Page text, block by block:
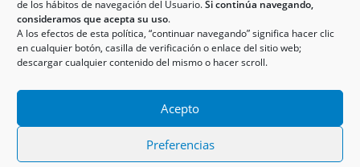
de los hábitos de navegación del Usuario.Si continúa navegando,
consideramos que acepta su uso.
A los efectos de esta política, “continuar navegando” significa hacer clic
en cualquier botón, casilla de verificación o enlace del sitio web;
descargar cualquier contenido del mismo o hacer scroll.
Acepto
Preferencias
Política de Cookies
Política de Privadesa